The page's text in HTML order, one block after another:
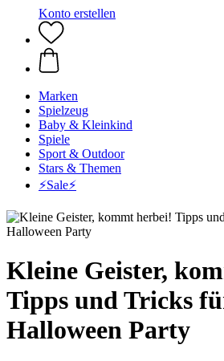
Konto erstellen
Marken
Spielzeug
Baby & Kleinkind
Spiele
Sport & Outdoor
Stars & Themen
⚡️Sale⚡️
Kleine Geister,
Tipps und Tricks
Halloween Party